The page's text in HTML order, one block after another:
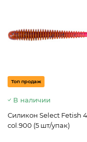
Топ продаж
В наличии
Силикон Select Fetish
col.900 (5 шт/упак)